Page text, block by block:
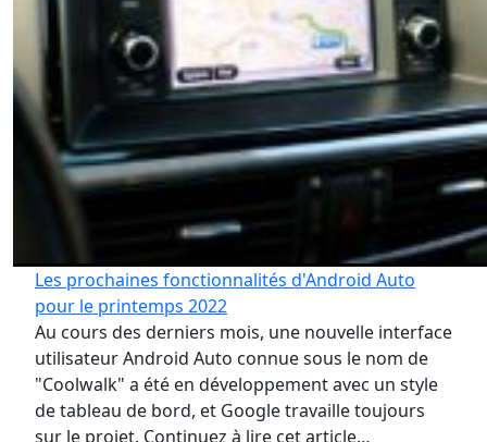
Les prochaines fonctionnalités d'Android Auto
pour le printemps 2022
Au cours des derniers mois, une nouvelle interface
utilisateur Android Auto connue sous le nom de
"Coolwalk" a été en développement avec un style
de tableau de bord, et Google travaille toujours
sur le projet. Continuez à lire cet article…